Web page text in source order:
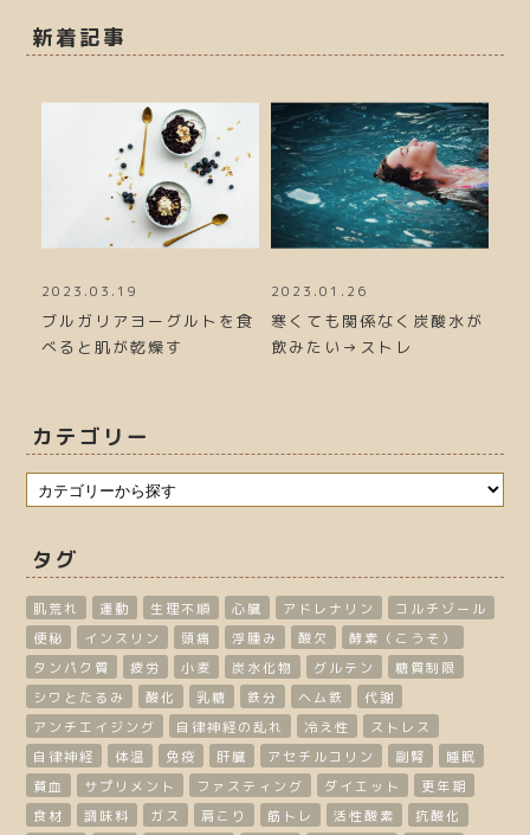
新着記事
2023.03.19
ブルガリアヨーグルトを食
べると肌が乾燥す
2023.01.26
寒くても関係なく炭酸水が
飲みたい→ストレ
カテゴリー
タグ
肌荒れ 運動 生理不順 心臓 アドレナリン
コルチゾール
便秘
インスリン 頭痛 浮腫み 酸欠
酵素（こうそ）
タンパク質
疲労 小麦 炭水化物 グルテン
糖質制限
シワとたるみ
酸化 乳糖 鉄分 ヘム鉄
代謝
アンチエイジング
自律神経の乱れ 冷え性
ストレス
自律神経
体温 免疫 肝臓 アセチルコリン 副腎
睡眠
貧血
サプリメント ファスティング ダイエット
更年期
食材
調味料 ガス 肩こり 筋トレ 活性酸素
抗酸化